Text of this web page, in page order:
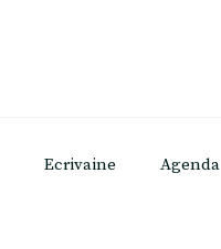
Ecrivaine Agenda